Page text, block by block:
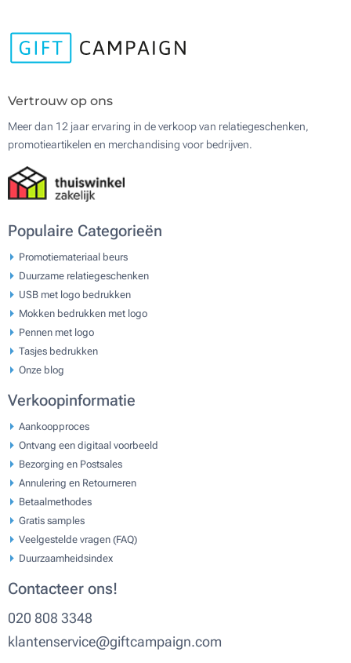
Vertrouw op ons
Meer dan 12 jaar ervaring in de verkoop van relatiegeschenken,
promotieartikelen en merchandising voor bedrijven.
Populaire Categorieën
Promotiemateriaal beurs
Duurzame relatiegeschenken
USB met logo bedrukken
Mokken bedrukken met logo
Pennen met logo
Tasjes bedrukken
Onze blog
Verkoopinformatie
Aankoopproces
Ontvang een digitaal voorbeeld
Bezorging en Postsales
Annulering en Retourneren
Betaalmethodes
Gratis samples
Veelgestelde vragen (FAQ)
Duurzaamheidsindex
Contacteer ons!
020 808 3348
klantenservice@giftcampaign.com